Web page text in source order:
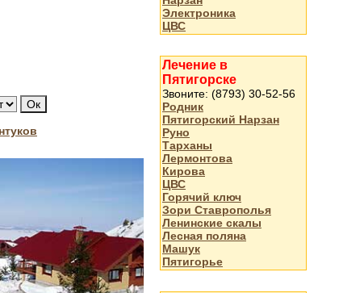
Электроника
ЦВС
Лечение в
Пятигорске
Звоните: (8793) 30-52-56
Родник
Пятигорский Нарзан
Руно
Тарханы
Лермонтова
Кирова
ЦВС
Горячий ключ
Зори Ставрополья
Ленинские скалы
Лесная поляна
Машук
Пятигорье